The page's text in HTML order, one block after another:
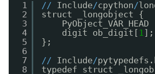
1
2
3
4
5
6
7
8
// Include/cpython/
struct _longobject {
PyObject_VAR_HEAD
digit ob_digit[ 1 ];
};
// Include/
typedef struct